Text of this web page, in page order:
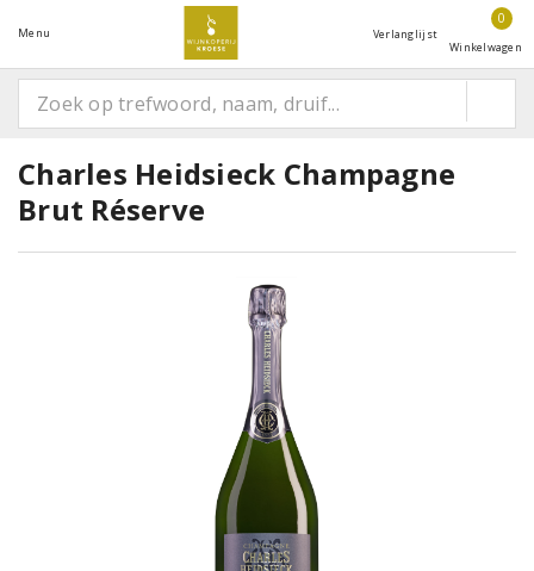
Menu Verlanglijst
0
Winkelwagen
Charles Heidsieck Champagne
Brut Réserve